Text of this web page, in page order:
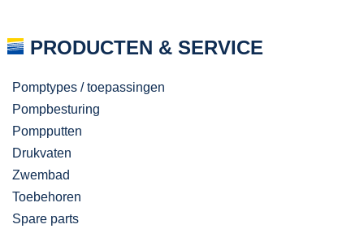
PRODUCTEN & SERVICE
Pomptypes / toepassingen
Pompbesturing
Pompputten
Drukvaten
Zwembad
Toebehoren
Spare parts